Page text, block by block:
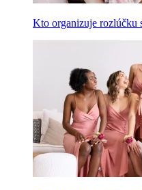
Kto organizuje rozlúčku